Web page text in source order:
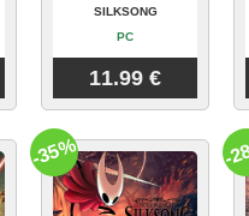
SILKSONG
PC
11.99 €
-35% -